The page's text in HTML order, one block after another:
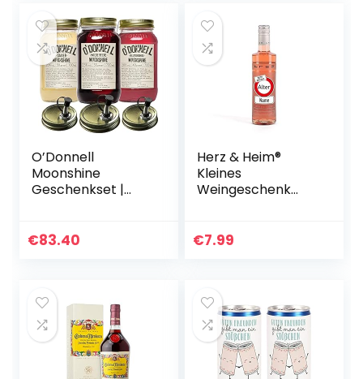
O’Donnell
Moonshine
Geschenkset |
amerikanischer
€83.40
Herz & Heim®
Kleines
Weingeschenk
Aufdruck im
€7.99